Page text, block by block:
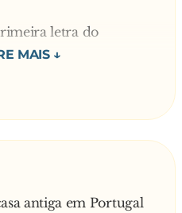
letra do
Joãozinho.
– diz a
desafiar o Joãozinho,
depois da letra A?
antiga em Portugal